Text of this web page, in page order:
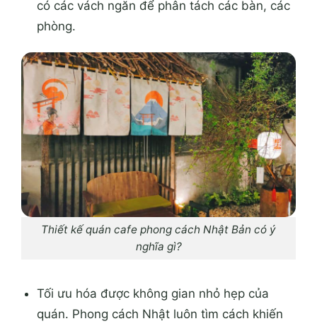
có các vách ngăn để phân tách các bàn, các
phòng.
Thiết kế quán cafe phong cách Nhật Bản có ý
nghĩa gì?
Tối ưu hóa được không gian nhỏ hẹp của
quán. Phong cách Nhật luôn tìm cách khiến